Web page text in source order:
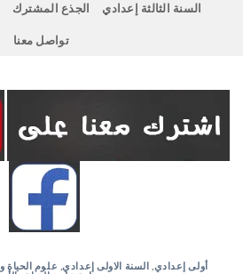
السنة الثالثة إعدادي الجذع المشترك
تواصل معنا
أولى إعدادي السنة الاولى إعدادي, علوم الحياة